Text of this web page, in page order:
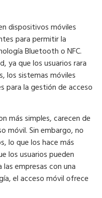
dispositivos móviles
para permitir la
Bluetooth o NFC.
ya que los usuarios rara
los sistemas móviles
para la gestión de acceso
más simples, carecen de
móvil. Sin embargo, no
lo que los hace más
los usuarios pueden
empresas con una
el acceso móvil ofrece